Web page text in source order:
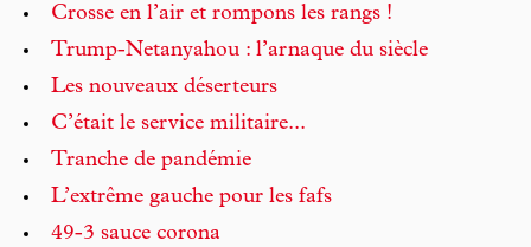
Crosse en l’air et rompons les rangs !
Trump-Netanyahou : l’arnaque du siècle
Les nouveaux déserteurs
C’était le service militaire...
Tranche de pandémie
L’extrême gauche pour les fafs
49-3 sauce corona